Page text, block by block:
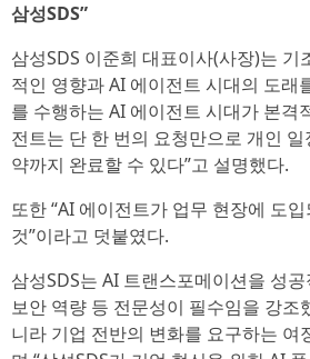
삼성SDS”
삼성SDS 이준희 대표이사(사장)는
적인 영향과 AI 에이전트 시대의 도래
를 수행하는 AI 에이전트 시대가 본격
전트는 단 한 번의 요청만으로 개인
약까지 완료할 수 있다”고 설명했다.
또한 “AI 에이전트가 업무 현장에 도
것”이라고 덧붙였다.
삼성SDS는 AI 트랜스포메이션을 성
보안 역량 등 전문성이 필수임을 강
니라 기업 전반의 변화를 요구하는